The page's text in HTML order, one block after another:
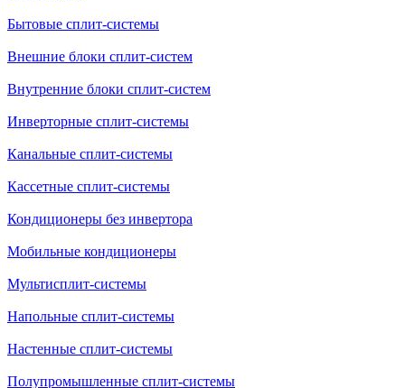
Бытовые сплит-системы
Внешние блоки сплит-систем
Внутренние блоки сплит-систем
Инверторные сплит-системы
Канальные сплит-системы
Кассетные сплит-системы
Кондиционеры без инвертора
Мобильные кондиционеры
Мультисплит-системы
Напольные сплит-системы
Настенные сплит-системы
Полупромышленные сплит-системы